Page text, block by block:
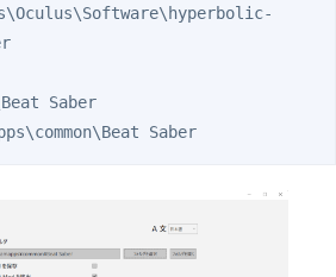
Saber
Saber